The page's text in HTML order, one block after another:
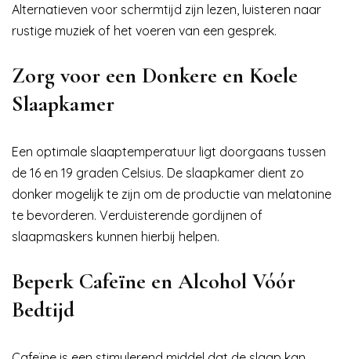
Alternatieven voor schermtijd zijn lezen, luisteren naar
rustige muziek of het voeren van een gesprek.
Zorg voor een Donkere en Koele
Slaapkamer
Een optimale slaaptemperatuur ligt doorgaans tussen
de 16 en 19 graden Celsius. De slaapkamer dient zo
donker mogelijk te zijn om de productie van melatonine
te bevorderen. Verduisterende gordijnen of
slaapmaskers kunnen hierbij helpen.
Beperk Cafeïne en Alcohol Vóór
Bedtijd